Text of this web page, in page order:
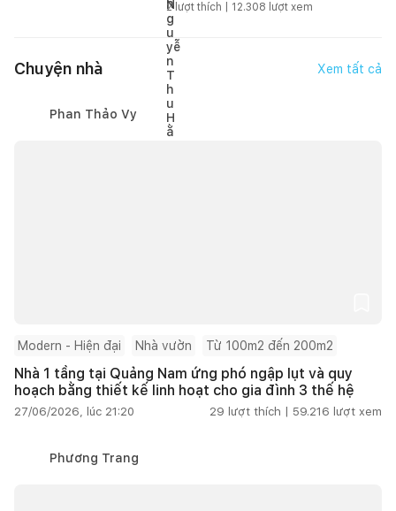
2lượt thích | 12.308 lượt xem
Chuyện nhà Xem tất cả
Phan Thảo Vy
Modern - Hiện đại Nhà vườn Từ 100m2 đến 200m2
Nhà 1 tầng tại Quảng Nam ứng phó ngập lụt và quy
hoạch bằng thiết kế linh hoạt cho gia đình 3 thế hệ
27/06/2026, lúc 21:20 29 lượt thích | 59.216 lượt xem
Phương Trang